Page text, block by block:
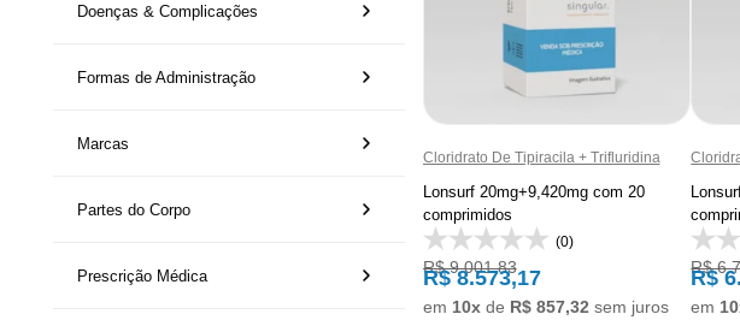
Doenças & Complicações
Formas de Administração
Marcas
Partes do Corpo
Prescrição Médica
Cloridrato De Tipiracila + Trifluridina
Lonsurf 20mg+9,420mg com 20
comprimidos
(0)
R$ 9.001,83
R$ 8.573,17
em 10xde R$ 857,32 sem juros
R$
R$
em